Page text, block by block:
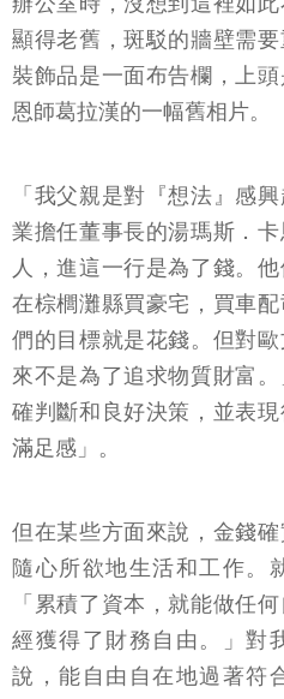
顯得老舊，斑駁的牆壁需
裝飾品是一面布告欄，上
恩師葛拉漢的一幅舊相片。
「我父親是對『想法』感
業擔任董事長的湯瑪斯．
人，進這一行是為了錢。
在棕櫚灘縣買豪宅，買車
們的目標就是花錢。但對
來不是為了追求物質財富
確判斷和良好決策，並表
滿足感」。
但在某些方面來說，金錢
隨心所欲地生活和工作。
「累積了資本，就能做任
經獲得了財務自由。」對
說，能自由自在地過著符